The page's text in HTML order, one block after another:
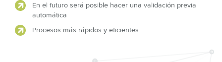
En el futuro será posible hacer una validación previa
automática
Procesos más rápidos y eficientes